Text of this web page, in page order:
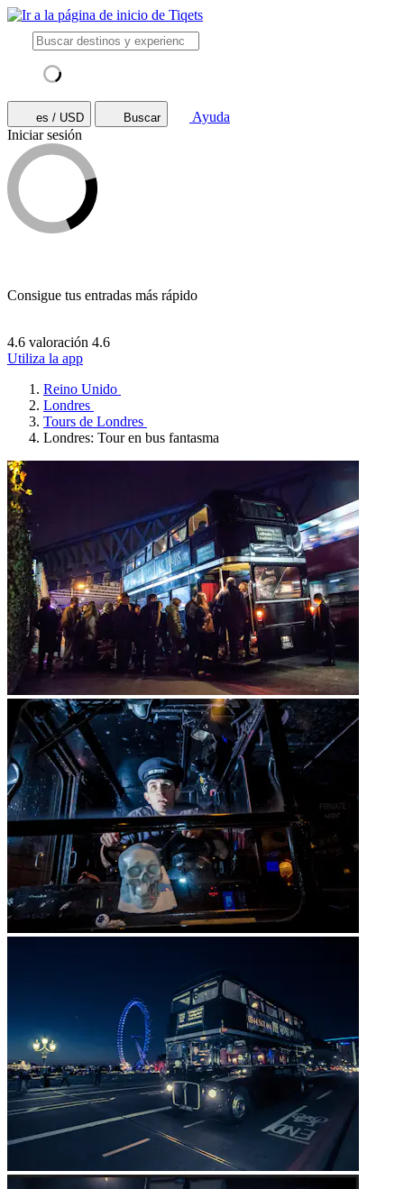
es / USD Buscar
Ayuda
Iniciar sesión
Consigue tus entradas más rápido
4.6 valoración 4.6
Utiliza la app
Reino Unido
Londres
Tours de Londres
Londres: Tour en bus fantasma